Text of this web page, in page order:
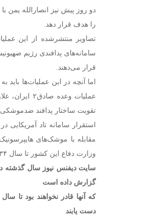
دو روز پیش نیز انصارالله
را هدف قرار دهد.
تصاویر منتشرشده از این
سامانه‌های پدافندی رژیم
قرار می‌دهند.
اما آنچه در این عملیات‌ها
عملیات
تقویت ساختار پدافند
استقرار سامانه تاد آمریکایی
مقابله با موشک‌های
وزارت دفاع این کشور تا سال ۲۰۳۴ به چنین سامانه‌ای دست پیدا نخواهد کرد.
سایت دیفنس نیوز سال گذشته
گزارش داده است
دست یابند